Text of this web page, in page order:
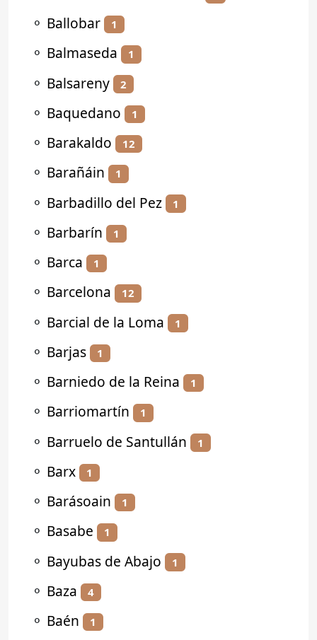
⚬ Ballobar 1
⚬ Balmaseda 1
⚬ Balsareny 2
⚬ Baquedano 1
⚬ Barakaldo 12
⚬ Barañáin 1
⚬ Barbadillo del Pez 1
⚬ Barbarín 1
⚬ Barca 1
⚬ Barcelona 12
⚬ Barcial de la Loma 1
⚬ Barjas 1
⚬ Barniedo de la Reina 1
⚬ Barriomartín 1
⚬ Barruelo de Santullán 1
⚬ Barx 1
⚬ Barásoain 1
⚬ Basabe 1
⚬ Bayubas de Abajo 1
⚬ Baza 4
⚬ Baén 1